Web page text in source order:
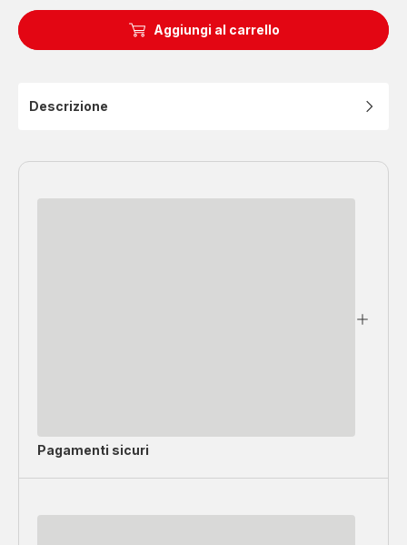
Aggiungi al carrello
Descrizione
Pagamenti sicuri